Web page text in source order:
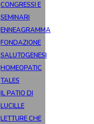
CONGRESSI E
SEMINARI
ENNEAGRAMMA
FONDAZIONE
SALUTOGENESI
HOMEOPATIC
TALES
IL PATIO DI
LUCILLE
LETTURE CHE